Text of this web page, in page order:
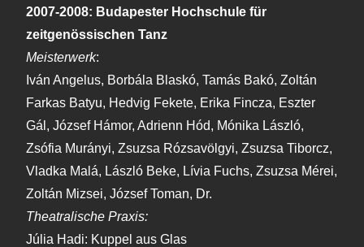
2007-2008: Budapester Hochschule für
zeitgenössischen Tanz
Meisterwerk:
Iván Angelus, Borbála Blaskó, Tamás Bakó, Zoltán
Farkas Batyu, Hedvig Fekete, Erika Fincza, Eszter
Gál, József Hámor, Adrienn Hód, Mónika László,
Zsófia Murányi, Zsuzsa Rózsavölgyi, Zsuzsa Tiborcz,
Vladka Malá, László Beke, Lívia Fuchs, Zsuzsa Mérei,
Zoltán Mizsei, József Toman, Dr.
Theatralische Praxis:
Júlia Hadi: Kuppel aus Glas